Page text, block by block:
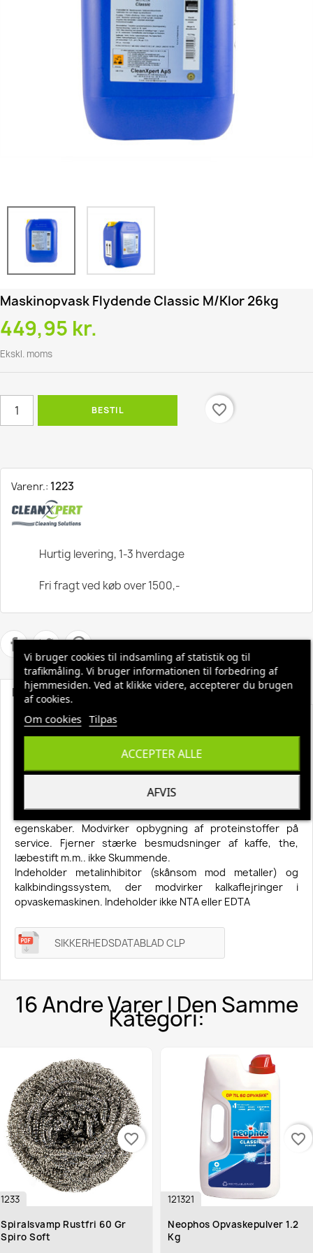
Maskinopvask Flydende Classic M/klor 26kg
449,95 kr.
Ekskl. moms
BESTIL favorite_border
Varenr.: 1223
Hurtig levering, 1-3 hverdage
Fri fragt ved køb over 1500,-
Beskrivelse Produktoplysninger
Maskinopvask flydende Classic m/klor 26kg
Opvask i industrielle opvaskemaskiner af alkalibestandigt
service, rustfrit stål, varmebestandigt kunststof og
porcelæn med stabile glasurdekorationer. Fremragende til
CIP-vask af rørsystemer m.m.
Fremragende fedtopløsende og proteinfjernende
egenskaber. Modvirker opbygning af proteinstoffer på
service. Fjerner stærke besmudsninger af kaffe, the,
læbestift m.m.. ikke Skummende.
Indeholder metalinhibitor (skånsom mod metaller) og
kalkbindingssystem, der modvirker kalkaflejringer i
opvaskemaskinen. Indeholder ikke NTA eller EDTA
SIKKERHEDSDATABLAD CLP
16 Andre Varer I Den Samme
Kategori:
Rustfri 60 Gr
Soft
favorite_border
121321
Neophos Opvaskepulver 1.2
Kg
favorite_border
Vi bruger cookies til indsamling af statistik og til
trafikmåling. Vi bruger informationen til forbedring af
hjemmesiden. Ved at klikke videre, accepterer du brugen
af cookies.
Om cookies Tilpas
AFVIS
ACCEPTER ALLE